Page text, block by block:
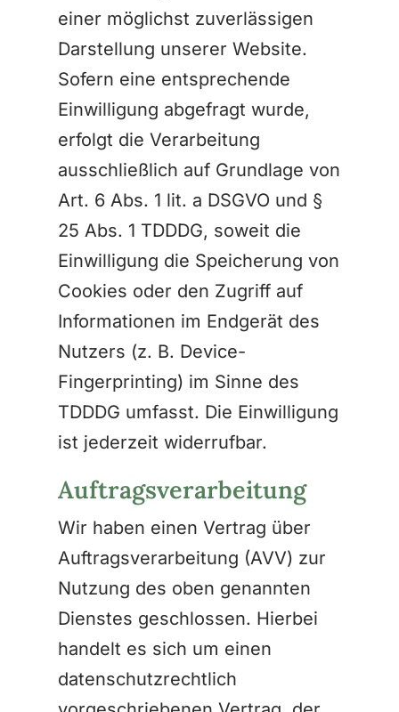
einer möglichst zuverlässigen
Darstellung unserer Website.
Sofern eine entsprechende
Einwilligung abgefragt wurde,
erfolgt die Verarbeitung
ausschließlich auf Grundlage von
Art. 6 Abs. 1 lit. a DSGVO und §
25 Abs. 1 TDDDG, soweit die
Einwilligung die Speicherung von
Cookies oder den Zugriff auf
Informationen im Endgerät des
Nutzers (z. B. Device-
Fingerprinting) im Sinne des
TDDDG umfasst. Die Einwilligung
ist jederzeit widerrufbar.
Auftragsverarbeitung
Wir haben einen Vertrag über
Auftragsverarbeitung (AVV) zur
Nutzung des oben genannten
Dienstes geschlossen. Hierbei
handelt es sich um einen
datenschutzrechtlich